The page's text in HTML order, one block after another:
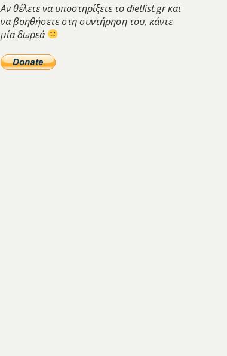
Αν θέλετε να υποστηρίξετε το dietlist.gr και
να βοηθήσετε στη συντήρηση του, κάντε
μία δωρεά